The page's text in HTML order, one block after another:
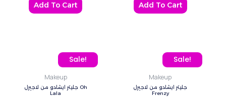
Add To Cart Add To Cart
Sale!
Makeup
جليتر ايشادو من لاجيرل Oh
Lala
Original price was: 300,00 EGP.
Current price is: 275,00 EGP. Sale!
Makeup
جليتر ايشادو من لاجيرل
Frenzy
Original price was:
Current